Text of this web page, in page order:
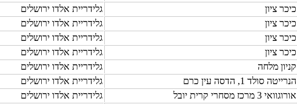
כיכר ציון גלידריית אלדו ירושלים
כיכר ציון גלידריית אלדו ירושלים
כיכר ציון גלידריית אלדו ירושלים
כיכר ציון גלידריית אלדו ירושלים
קניון מלחה גלידריית אלדו ירושלים
הנרייטה סולד 1, הדסה עין כרם גלידריית אלדו ירושלים
אורוגוואי 3 מרכז מסחרי קרית יובל גלידריית אלדו ירושלים